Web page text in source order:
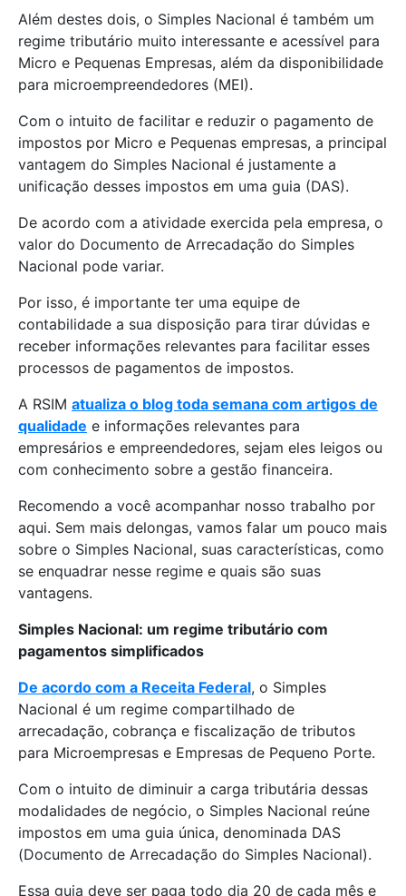
Além destes dois, o Simples Nacional é também um
regime tributário muito interessante e acessível para
Micro e Pequenas Empresas, além da disponibilidade
para microempreendedores (MEI).
Com o intuito de facilitar e reduzir o pagamento de
impostos por Micro e Pequenas empresas, a principal
vantagem do Simples Nacional é justamente a
unificação desses impostos em uma guia (DAS).
De acordo com a atividade exercida pela empresa, o
valor do Documento de Arrecadação do Simples
Nacional pode variar.
Por isso, é importante ter uma equipe de
contabilidade a sua disposição para tirar dúvidas e
receber informações relevantes para facilitar esses
processos de pagamentos de impostos.
A RSIM atualiza o blog toda semana com artigos de
qualidade e informações relevantes para
empresários e empreendedores, sejam eles leigos ou
com conhecimento sobre a gestão financeira.
Recomendo a você acompanhar nosso trabalho por
aqui. Sem mais delongas, vamos falar um pouco mais
sobre o Simples Nacional, suas características, como
se enquadrar nesse regime e quais são suas
vantagens.
Simples Nacional: um regime tributário com
pagamentos simplificados
De acordo com a Receita Federal, o Simples
Nacional é um regime compartilhado de
arrecadação, cobrança e fiscalização de tributos
para Microempresas e Empresas de Pequeno Porte.
Com o intuito de diminuir a carga tributária dessas
modalidades de negócio, o Simples Nacional reúne
impostos em uma guia única, denominada DAS
(Documento de Arrecadação do Simples Nacional).
Essa guia deve ser paga todo dia 20 de cada mês e